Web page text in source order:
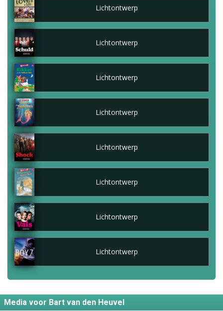
Lichtontwerp
Lichtontwerp
Lichtontwerp
Lichtontwerp
Lichtontwerp
Lichtontwerp
Lichtontwerp
Lichtontwerp
Media voor Bart van den Heuvel